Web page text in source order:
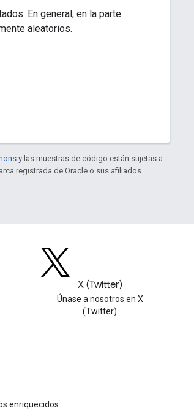
En general, en la parte
aleatorios.
y las muestras de código están sujetas a
registrada de Oracle o sus afiliados.
X (Twitter)
Únase a nosotros en X
(Twitter)
enriquecidos